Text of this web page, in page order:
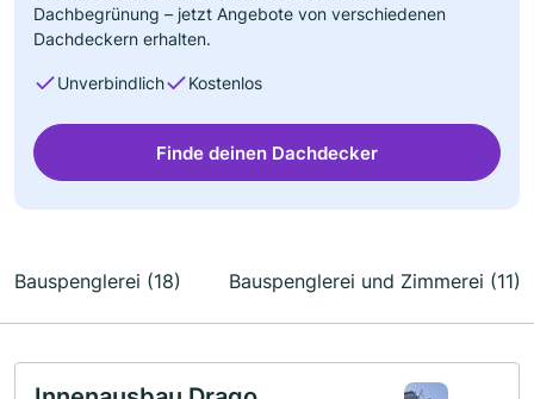
Dachbegrünung – jetzt Angebote von verschiedenen
Dachdeckern erhalten.
Unverbindlich Kostenlos
Finde deinen Dachdecker
Bauspenglerei (18) Bauspenglerei und Zimmerei (11)